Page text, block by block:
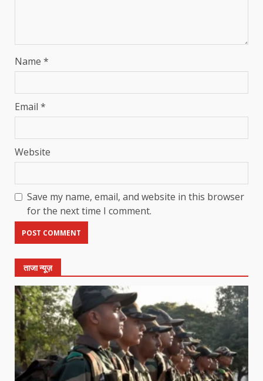
Name *
Email *
Website
Save my name, email, and website in this browser
for the next time I comment.
ताजा न्यूज़